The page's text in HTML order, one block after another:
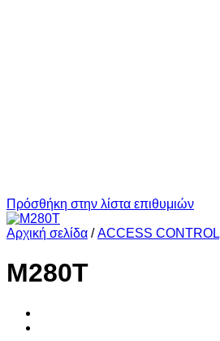
Πρόσθήκη στην λίστα επιθυμιών
Αρχική σελίδα / ACCESS CONTROL
M280T